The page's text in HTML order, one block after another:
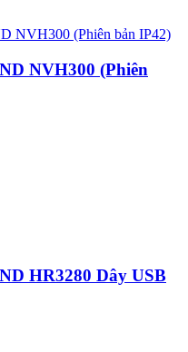
NVH300 (Phiên
HR3280 Dây USB